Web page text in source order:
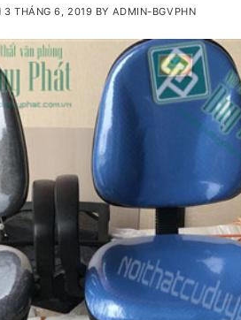
3 THÁNG 6, 2019 BY ADMIN-BGVPHN